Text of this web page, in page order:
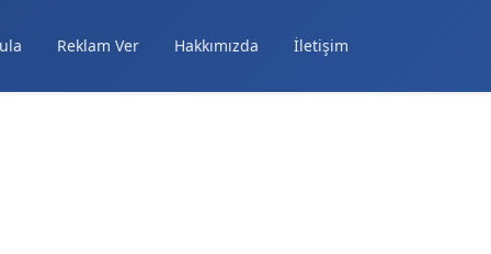
Reklam Ver Hakkımızda İletişim